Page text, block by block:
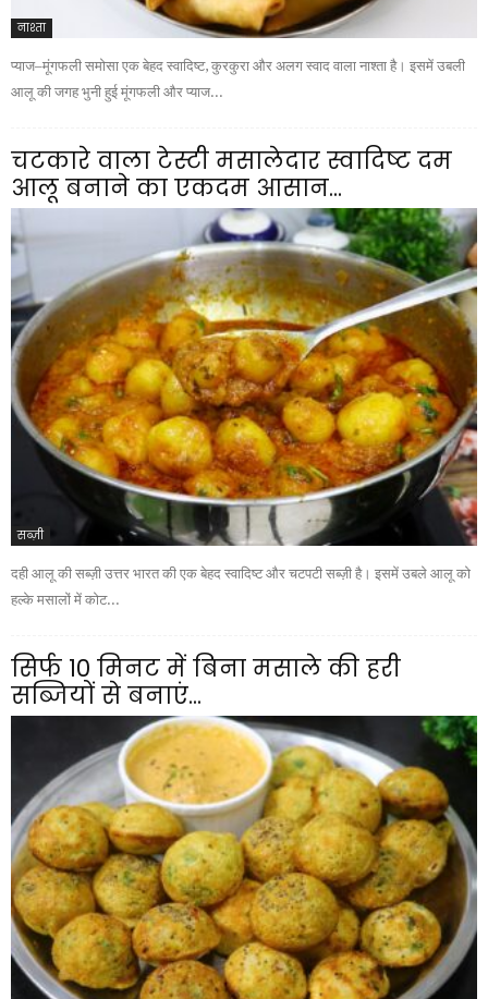
नाश्ता
प्याज–मूंगफली समोसा एक बेहद स्वादिष्ट, कुरकुरा और अलग स्वाद वाला नाश्ता है। इसमें उबली
आलू की जगह भुनी हुई मूंगफली और प्याज...
चटकारे वाला टेस्टी मसालेदार स्वादिष्ट दम
आलू बनाने का एकदम आसान...
सब्ज़ी
दही आलू की सब्ज़ी उत्तर भारत की एक बेहद स्वादिष्ट और चटपटी सब्ज़ी है। इसमें उबले आलू को
हल्के मसालों में कोट...
सिर्फ 10 मिनट में बिना मसाले की हरी
सब्जियों से बनाएं...